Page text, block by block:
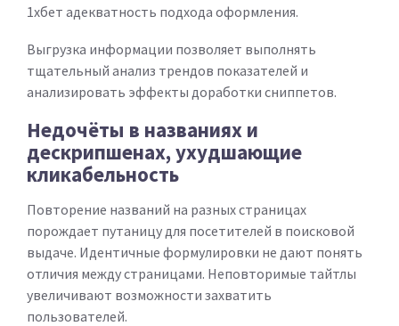
1хбет адекватность подхода оформления.
Выгрузка информации позволяет выполнять
тщательный анализ трендов показателей и
анализировать эффекты доработки сниппетов.
Недочёты в названиях и
дескрипшенах, ухудшающие
кликабельность
Повторение названий на разных страницах
порождает путаницу для посетителей в поисковой
выдаче. Идентичные формулировки не дают понять
отличия между страницами. Неповторимые тайтлы
увеличивают возможности захватить
пользователей.